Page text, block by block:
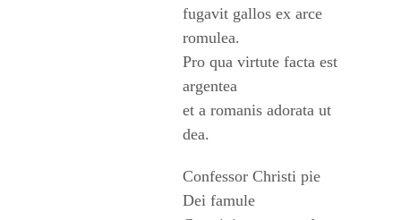
fugavit gallos ex arce
romulea.
Pro qua virtute facta est
argentea
et a romanis adorata ut
dea.
Confessor Christi pie
Dei famule